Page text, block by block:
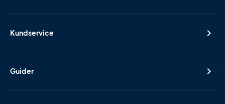
Kundservice
Guider